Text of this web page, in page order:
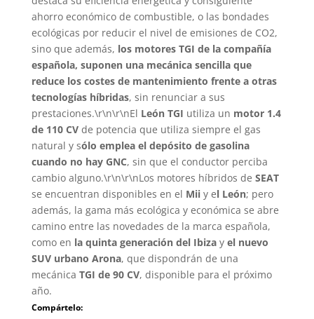
ahorro económico de combustible, o las bondades
ecológicas por reducir el nivel de emisiones de CO2,
sino que además, los motores TGI de la compañía
española, suponen una mecánica sencilla que
reduce los costes de mantenimiento frente a otras
tecnologías híbridas, sin renunciar a sus
prestaciones.\r\n\r\nEl León TGI utiliza un motor 1.4
de 110 CVde potencia que utiliza siempre el gas
natural y sólo emplea el depósito de gasolina
cuando no hay GNC, sin que el conductor perciba
cambio alguno.\r\n\r\nLos motores híbridos de SEAT
se encuentran disponibles en el Miiy el León; pero
además, la gama más ecológica y económica se abre
camino entre las novedades de la marca española,
como en la quinta generación del Ibizayel nuevo
SUV urbano Arona, que dispondrán de una
mecánica TGI de 90 CV, disponible para el próximo
año.
Compártelo: